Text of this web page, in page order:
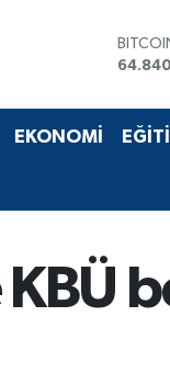
DOLAR
EKONOMİ